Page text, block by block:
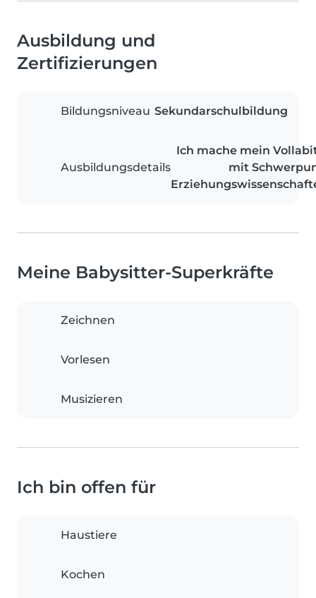
Ausbildung und
Zertifizierungen
Bildungsniveau Sekundarschulbildung
Ausbildungsdetails
Ich mache mein
mit
Meine Babysitter-Superkräfte
Zeichnen
Vorlesen
Musizieren
Ich bin offen für
Haustiere
Kochen